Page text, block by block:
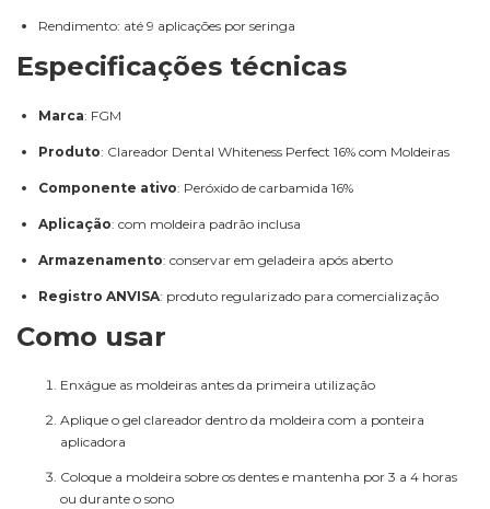
Rendimento: até 9 aplicações por seringa
Especificações técnicas
Marca: FGM
Produto: Clareador Dental Whiteness Perfect 16% com Moldeiras
Componente ativo: Peróxido de carbamida 16%
Aplicação: com moldeira padrão inclusa
Armazenamento: conservar em geladeira após aberto
Registro ANVISA: produto regularizado para comercialização
Como usar
Enxágue as moldeiras antes da primeira utilização
Aplique o gel clareador dentro da moldeira com a ponteira
aplicadora
Coloque a moldeira sobre os dentes e mantenha por 3 a 4 horas
ou durante o sono